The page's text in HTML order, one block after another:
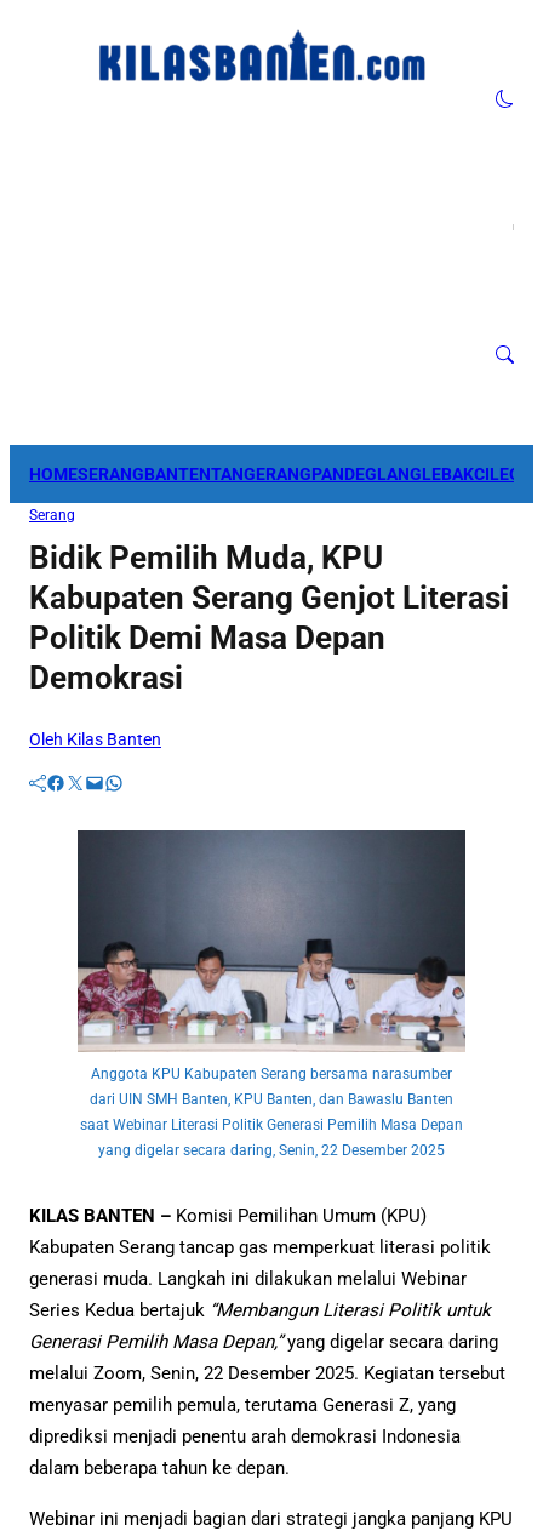
HOMESERANGBANTENTANGERANGPANDEGLANGLEBAK
Serang
Bidik Pemilih Muda, KPU
Kabupaten Serang Genjot Literasi
Politik Demi Masa Depan
Demokrasi
Oleh Kilas Banten
Facebook Twitter Mail WhatsApp
Anggota KPU Kabupaten Serang bersama narasumber
dari UIN SMH Banten, KPU Banten, dan Bawaslu Banten
saat Webinar Literasi Politik Generasi Pemilih Masa Depan
yang digelar secara daring, Senin, 22 Desember 2025
KILAS BANTEN – Komisi Pemilihan Umum (KPU)
Kabupaten Serang tancap gas memperkuat literasi politik
generasi muda. Langkah ini dilakukan melalui Webinar
Series Kedua bertajuk “Membangun Literasi Politik untuk
Generasi Pemilih Masa Depan,”yang digelar secara daring
melalui Zoom, Senin, 22 Desember 2025. Kegiatan tersebut
menyasar pemilih pemula, terutama Generasi Z, yang
diprediksi menjadi penentu arah demokrasi Indonesia
dalam beberapa tahun ke depan.
Webinar ini menjadi bagian dari strategi jangka panjang KPU